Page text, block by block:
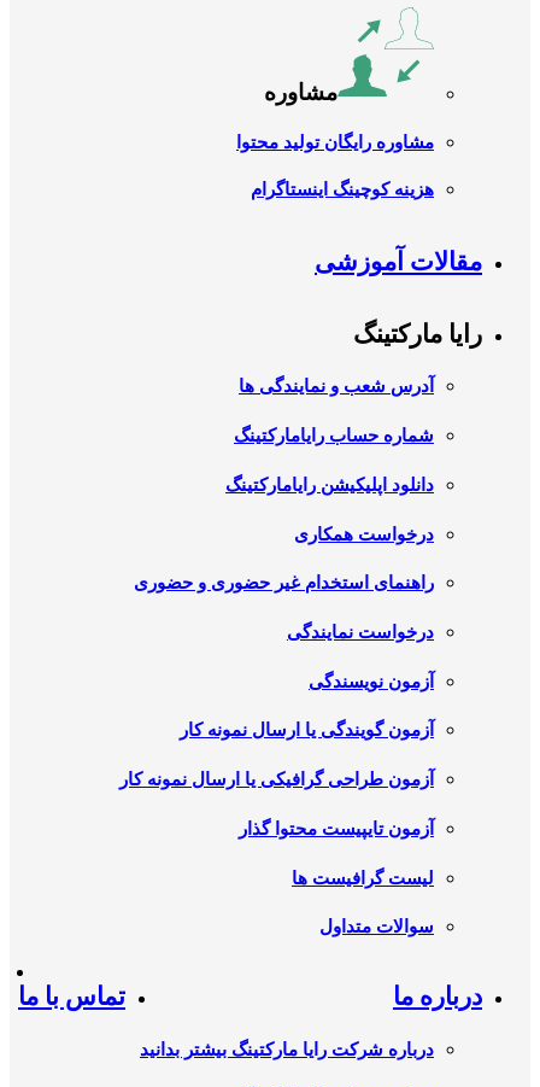
مشاوره
مشاوره رایگان تولید محتوا
هزینه کوچینگ اینستاگرام
مقالات آموزشی
رایا مارکتینگ
آدرس شعب و نمایندگی ها
شماره حساب رایامارکتینگ
دانلود اپلیکیشن رایامارکتینگ
درخواست همکاری
راهنمای استخدام غیر حضوری و حضوری
درخواست نمایندگی
آزمون نویسندگی
آزمون گویندگی یا ارسال نمونه کار
آزمون طراحی گرافیکی یا ارسال نمونه کار
آزمون تایپیست محتوا گذار
لیست گرافیست ها
سوالات متداول
درباره ما
درباره شرکت رایا مارکتینگ بیشتر بدانید
تماس با ما